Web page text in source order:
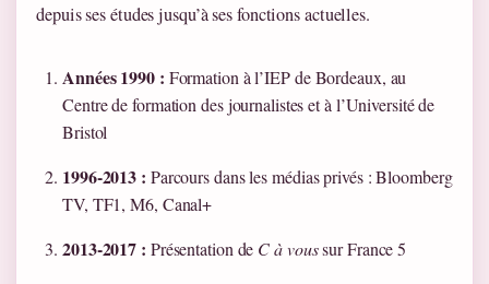
depuis ses études jusqu’à ses fonctions actuelles.
Années 1990 : Formation à l’IEP de Bordeaux, au
Centre de formation des journalistes et à l’Université de
Bristol
1996-2013 : Parcours dans les médias privés : Bloomberg
TV, TF1, M6, Canal+
2013-2017 : Présentation de C à voussur France 5